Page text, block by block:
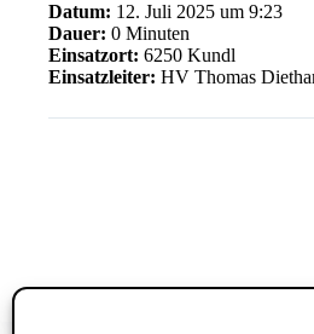
Datum: 12. Juli 2025 um 9:23
Dauer: 0 Minuten
Einsatzort: 6250 Kundl
Einsatzleiter: HV Thomas